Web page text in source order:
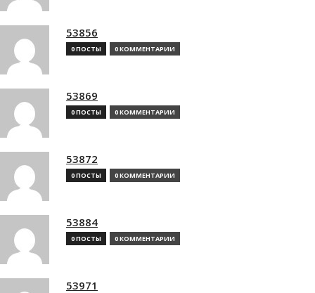
53856
0 ПОСТЫ 0 КОММЕНТАРИИ
53869
0 ПОСТЫ 0 КОММЕНТАРИИ
53872
0 ПОСТЫ 0 КОММЕНТАРИИ
53884
0 ПОСТЫ 0 КОММЕНТАРИИ
53971